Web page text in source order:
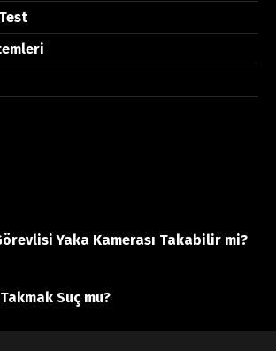
Yaka Kamerası Takabilir mi?
Suç mu?